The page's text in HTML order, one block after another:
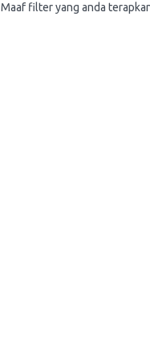
Maaf filter yang anda